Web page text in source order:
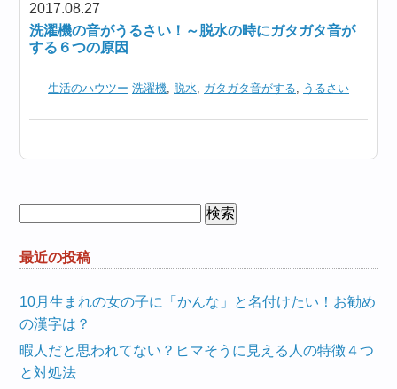
2017.08.27
洗濯機の音がうるさい！～脱水の時にガタガタ音が
する６つの原因
生活のハウツー 洗濯機, 脱水, ガタガタ音がする, うるさい
最近の投稿
10月生まれの女の子に「かんな」と名付けたい！お勧め
の漢字は？
暇人だと思われてない？ヒマそうに見える人の特徴４つ
と対処法